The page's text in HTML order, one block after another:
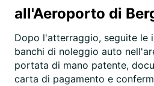
all'Aeroporto di
Dopo l'atterraggio, seguite le
banchi di noleggio auto
portata di mano patente,
carta di pagamento e